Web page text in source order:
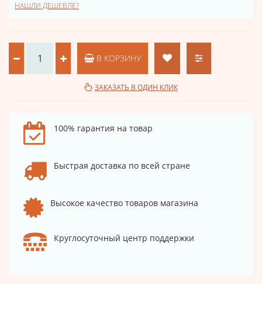
НАШЛИ ДЕШЕВЛЕ?
В КОРЗИНУ
ЗАКАЗАТЬ В ОДИН КЛИК
100% гарантия на товар
Быстрая доставка по всей стране
Высокое качество товаров магазина
Круглосуточный центр поддержки